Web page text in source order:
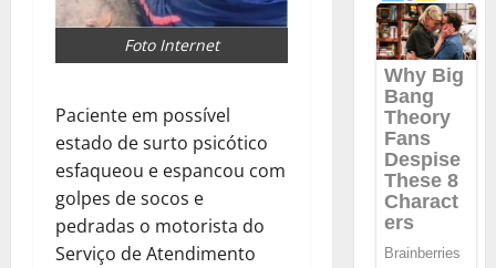
Foto Internet
Paciente em possível
estado de surto psicótico
esfaqueou e espancou com
golpes de socos e
pedradas o motorista do
Serviço de Atendimento